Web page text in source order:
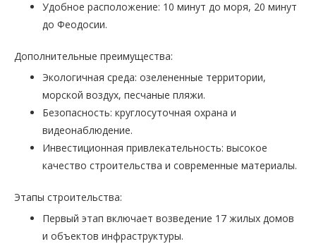
Удобное расположение: 10 минут до моря, 20 минут
до Феодосии.
Дополнительные преимущества:
Экологичная среда: озелененные территории,
морской воздух, песчаные пляжи.
Безопасность: круглосуточная охрана и
видеонаблюдение.
Инвестиционная привлекательность: высокое
качество строительства и современные материалы.
Этапы строительства:
Первый этап включает возведение 17 жилых домов
и объектов инфраструктуры.